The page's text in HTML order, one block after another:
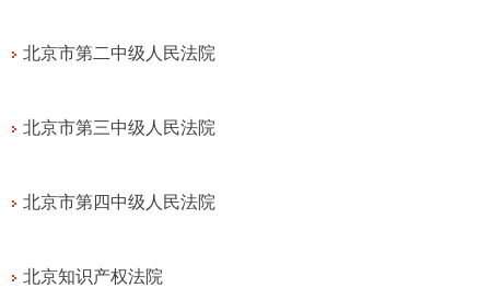
北京市第二中级人民法院
北京市第三中级人民法院
北京市第四中级人民法院
北京知识产权法院